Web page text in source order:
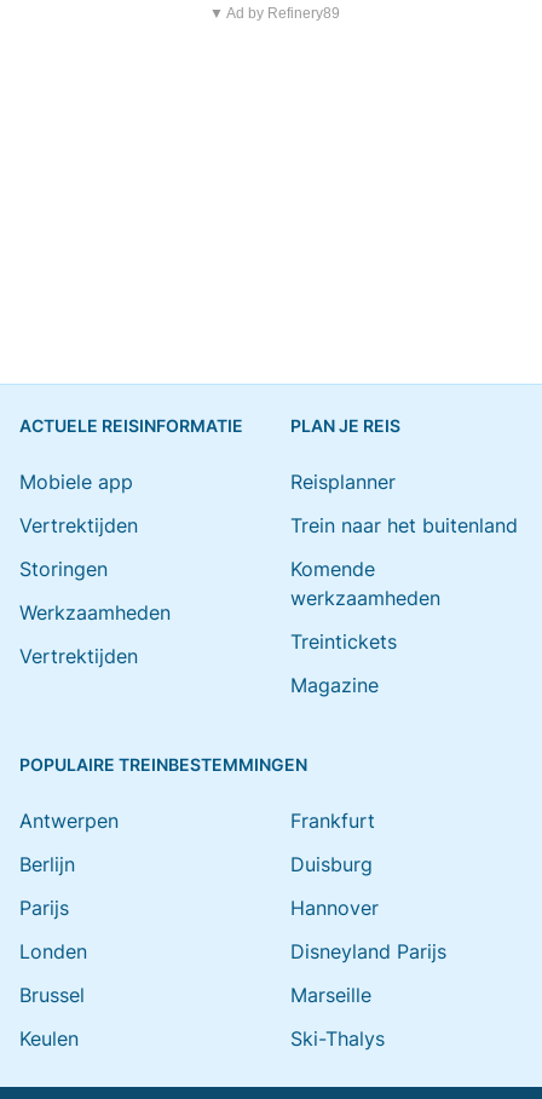
▼ Ad by Refinery89
ACTUELE REISINFORMATIE
Mobiele app
Vertrektijden
Storingen
Werkzaamheden
Vertrektijden
PLAN JE REIS
Reisplanner
Trein naar het buitenland
Komende
werkzaamheden
Treintickets
Magazine
POPULAIRE TREINBESTEMMINGEN
Antwerpen
Berlijn
Parijs
Londen
Brussel
Keulen
Frankfurt
Duisburg
Hannover
Disneyland Parijs
Marseille
Ski-Thalys